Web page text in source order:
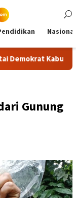
Nasional
Bogor
Gunung